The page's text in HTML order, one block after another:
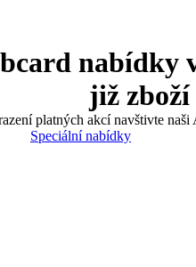
již
platných akcí navštivte
Speciální nabídky